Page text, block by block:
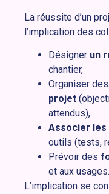
La réussite d’un
l’implication des
Désigner un
chantier,
Organiser
projet
attendus),
Associer
outils (tests,
Prévoir des
et aux usages.
L’implication se